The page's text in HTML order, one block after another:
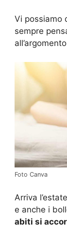
Vi possiamo
sempre
Foto Canva
Arriva
e anche i
abiti si